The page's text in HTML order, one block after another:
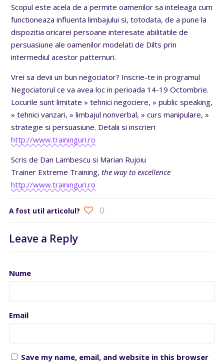
Scopul este acela de a permite oamenilor sa inteleaga cum
functioneaza influenta limbajului si, totodata, de a pune la
dispozitia oricarei persoane interesate abilitatile de
persuasiune ale oamenilor modelati de Dilts prin
intermediul acestor patternuri.
Vrei sa devii un bun negociator? Inscrie-te in programul
Negociatorul ce va avea loc in perioada 14-19 Octombrie.
Locurile sunt limitate » tehnici negociere, » public speaking,
» tehnici vanzari, » limbajul nonverbal, » curs manipulare, »
strategie si persuasiune. Detalii si inscrieri
http://www.traininguri.ro
Scris de Dan Lambescu si Marian Rujoiu
Trainer Extreme Training,the way to excellence
http://www.traininguri.ro
A fost util articolul? 0
Leave a Reply
Nume
Email
Save my name, email, and website in this browser